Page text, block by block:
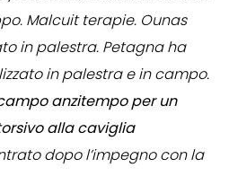
Malcuit terapie. Ounas
in palestra. Petagna ha
in palestra e in campo.
anzitempo per un
alla caviglia
dopo l’impegno con la